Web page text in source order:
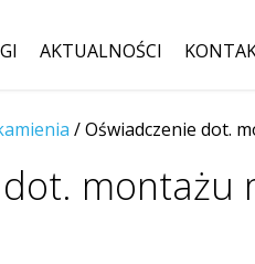
AKTUALNOŚCI
Szukaj:
/ Oświadczenie dot.
montażu